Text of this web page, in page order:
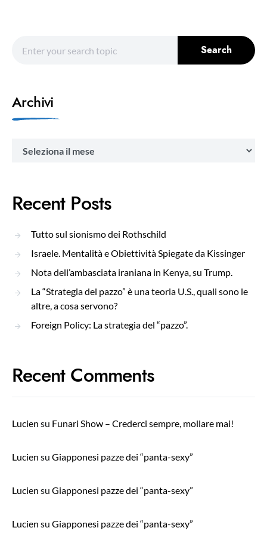
Search
Archivi
Recent Posts
Tutto sul sionismo dei Rothschild
Israele. Mentalità e Obiettività Spiegate da Kissinger
Nota dell’ambasciata iraniana in Kenya, su Trump.
La “Strategia del pazzo” è una teoria U.S., quali sono le
altre, a cosa servono?
Foreign Policy: La strategia del “pazzo”.
Recent Comments
Lucien su Funari Show – Crederci sempre, mollare mai!
Lucien su Giapponesi pazze dei “panta-sexy”
Lucien su Giapponesi pazze dei “panta-sexy”
Lucien su Giapponesi pazze dei “panta-sexy”